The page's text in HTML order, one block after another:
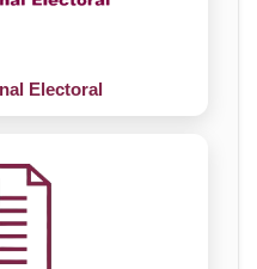
Electoral